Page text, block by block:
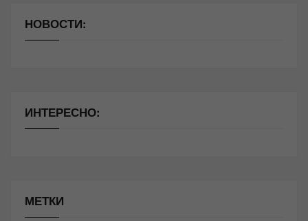
НОВОСТИ:
ИНТЕРЕСНО:
МЕТКИ